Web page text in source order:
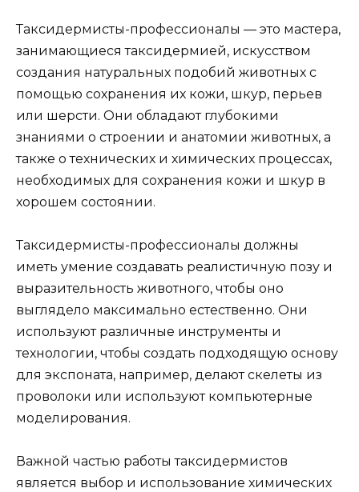
Таксидермисты-профессионалы — это мастера,
занимающиеся таксидермией, искусством
создания натуральных подобий животных с
помощью сохранения их кожи, шкур, перьев
или шерсти. Они обладают глубокими
знаниями о строении и анатомии животных, а
также о технических и химических процессах,
необходимых для сохранения кожи и шкур в
хорошем состоянии.
Таксидермисты-профессионалы должны
иметь умение создавать реалистичную позу и
выразительность животного, чтобы оно
выглядело максимально естественно. Они
используют различные инструменты и
технологии, чтобы создать подходящую основу
для экспоната, например, делают скелеты из
проволоки или используют компьютерные
моделирования.
Важной частью работы таксидермистов
является выбор и использование химических